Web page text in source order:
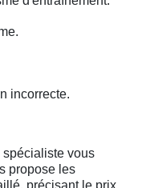
incorrecte.
spécialiste vous
propose les